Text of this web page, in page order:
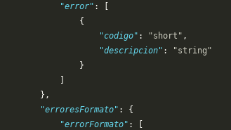
            "error"
: [
                {
                    "codigo"
: "short" ,
                    "descripcion"
:
"string"
                }
        },
        "erroresFormato"
: {
            "errorFormato"
: [